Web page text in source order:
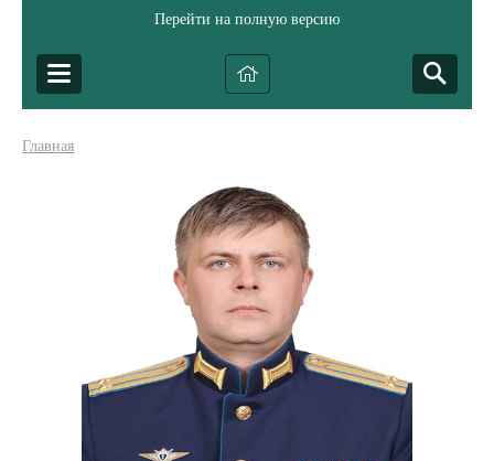
Перейти на полную версию
Главная